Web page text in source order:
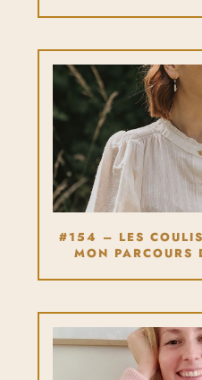
#154 – LES
MON PARCOURS